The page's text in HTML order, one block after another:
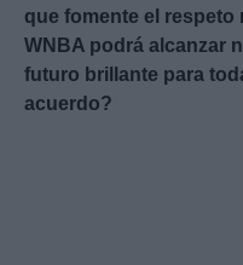
que fomente el respeto
WNBA podrá alcanzar
futuro brillante para
acuerdo?